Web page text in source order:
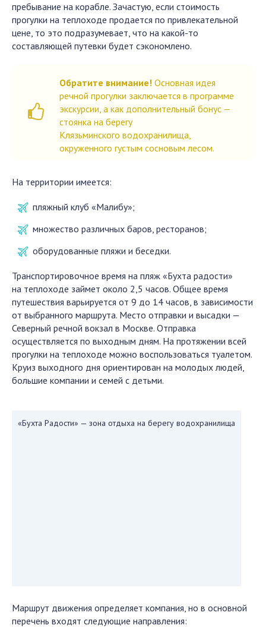
пребывание на корабле. Зачастую, если стоимость
прогулки на теплоходе продается по привлекательной
цене, то это подразумевает, что на какой-то
составляющей путевки будет сэкономлено.
Обратите внимание! Основная идея
речной прогулки заключается в программе
экскурсии, а как дополнительный бонус —
стоянка на берегу
Клязьминского водохранилища,
окруженного густым сосновым лесом.
На территории имеется:
пляжный клуб «Малибу»;
множество различных баров, ресторанов;
оборудованные пляжи и беседки.
Транспортировочное время на пляж «Бухта радости»
на теплоходе займет около 2,5 часов. Общее время
путешествия варьируется от 9 до 14 часов, в зависимости
от выбранного маршрута. Место отправки и высадки —
Северный речной вокзал в Москве. Отправка
осуществляется по выходным дням. На протяжении всей
прогулки на теплоходе можно воспользоваться туалетом.
Круиз выходного дня ориентирован на молодых людей,
большие компании и семей с детьми.
«Бухта Радости» — зона отдыха на берегу водохранилища
Маршрут движения определяет компания, но в основной
перечень входят следующие направления: